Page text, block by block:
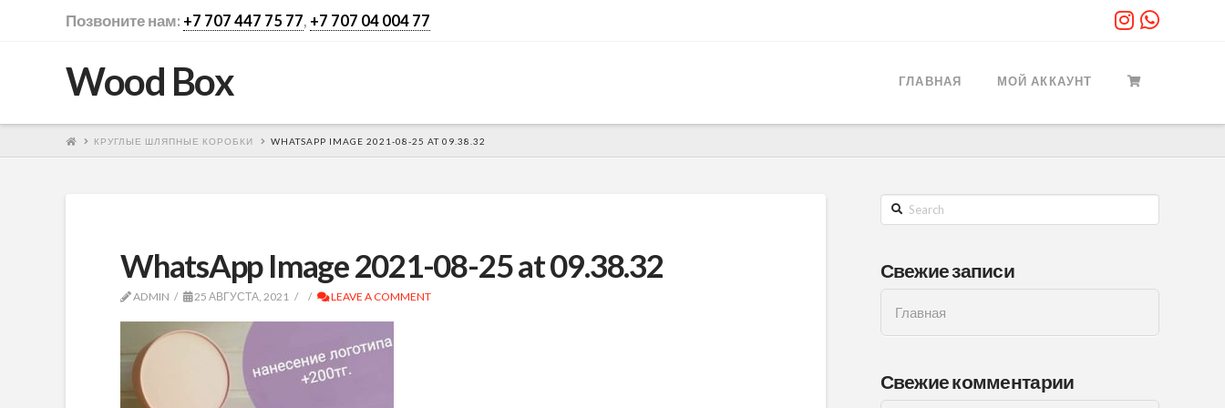
Позвоните нам: +7 707 447 75 77, +7 707 04 004 77
Wood Box ГЛАВНАЯ МОЙ АККАУНТ
КРУГЛЫЕ ШЛЯПНЫЕ КОРОБКИ WHATSAPP IMAGE 2021-08-25 AT 09.38.32
WhatsApp Image 2021-08-25 at 09.38.32
ADMIN 25 АВГУСТА, 2021 LEAVE A COMMENT
Search
Свежие записи
Главная
Свежие комментарии